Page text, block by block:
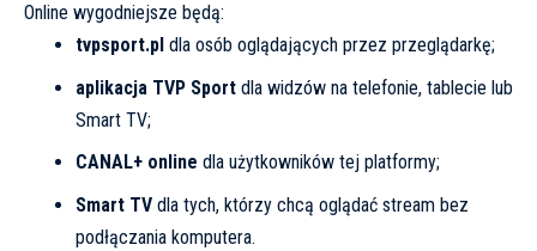
Online wygodniejsze będą:
tvpsport.pl dla osób oglądających przez przeglądarkę;
aplikacja TVP Sportdla widzów na telefonie, tablecie lub
Smart TV;
CANAL+ online dla użytkowników tej platformy;
Smart TVdla tych, którzy chcą oglądać stream bez
podłączania komputera.